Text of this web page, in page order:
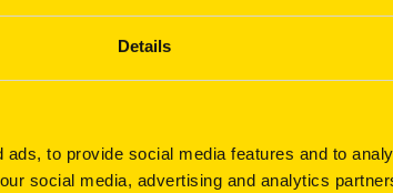
Details
to provide social media features and to
social media, advertising and analytics
2040 klimaatneutraal te maken—10 jaar eerder
afkomstig van hernieuwbare bronnen, en we
inkomende zaden door onze telers te